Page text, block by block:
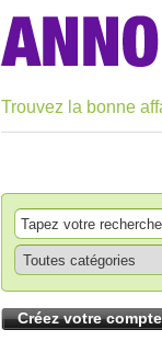
Trouvez la bonne
Créez votre compte